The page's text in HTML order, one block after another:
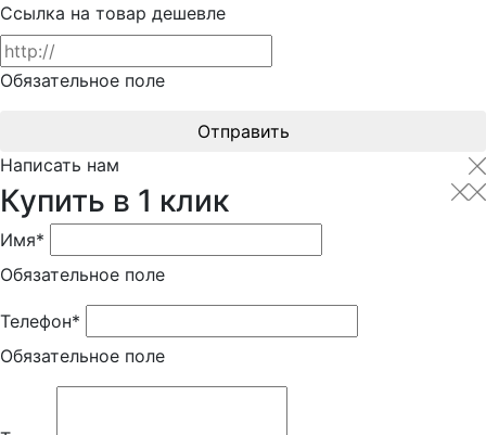
Ссылка на товар дешевле
Обязательное поле
Отправить
Написать нам
Купить в 1 клик
Имя*
Обязательное поле
Телефон*
Обязательное поле